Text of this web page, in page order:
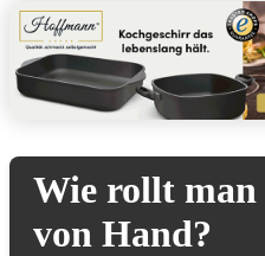
Wie rollt
von Hand?